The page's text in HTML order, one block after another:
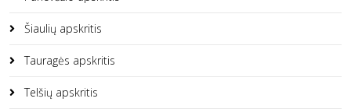
Šiaulių apskritis
Tauragės apskritis
Telšių apskritis